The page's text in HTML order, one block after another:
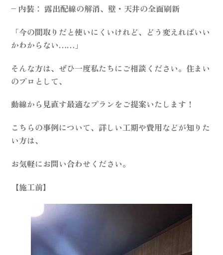
– 内装： 露出配線の解消、壁・天井の全面刷新
「今の間取りだと使いにくいけれど、どう変えればいい
かわからない……」
そんな方は、ぜひ一度私たちにご相談ください。住まい
のプロとして、
動線から見直す最適なプランをご提案いたします！
こちらの事例について、詳しい工期や費用などが知りた
い方は、
お気軽にお問い合わせください。
【施工前】